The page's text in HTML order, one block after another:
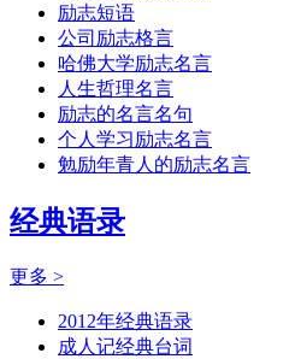
励志短语
公司励志格言
哈佛大学励志名言
人生哲理名言
励志的名言名句
个人学习励志名言
勉励年青人的励志名言
经典语录
更多 >
2012年经典语录
成人记经典台词